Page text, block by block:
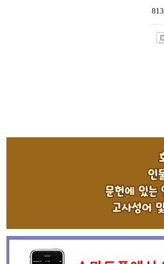
813